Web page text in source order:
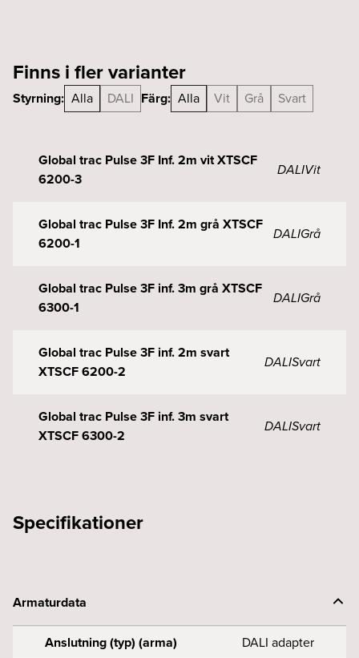
Finns i fler varianter
Styrning: Alla DALI Färg: Alla Vit Grå Svart
Global trac Pulse 3F Inf. 2m vit XTSCF
6200-3
DALIVit
Global trac Pulse 3F Inf. 2m grå XTSCF
6200-1
DALIGrå
Global trac Pulse 3F inf. 3m grå XTSCF
6300-1
DALIGrå
Global trac Pulse 3F inf. 2m svart
XTSCF 6200-2
DALISvart
Global trac Pulse 3F inf. 3m svart
XTSCF 6300-2
DALISvart
Specifikationer
Armaturdata
Anslutning (typ) (arma)
DALI adapter